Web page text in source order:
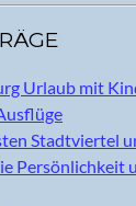
Urlaub mit
Stadtviertel
Persönlichkeit